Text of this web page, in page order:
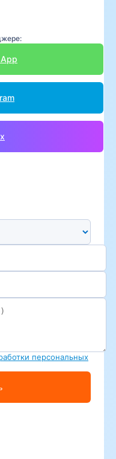
персональных